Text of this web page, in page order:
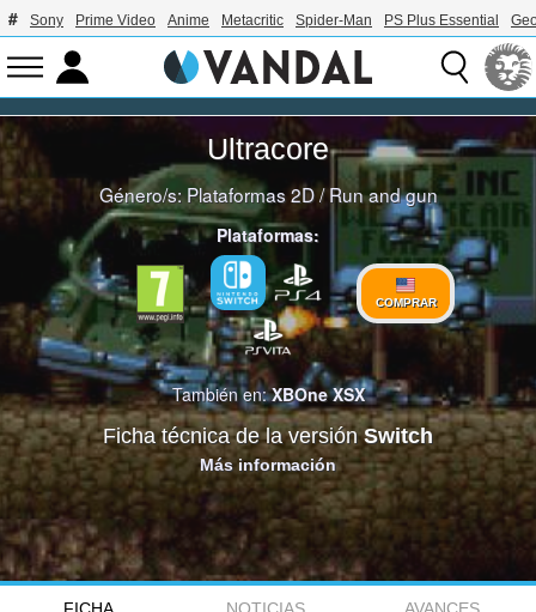
Sony Prime Video Anime Metacritic Spider-Man PS Plus Essential
Ultracore
Género/s:Plataformas 2D/Run and gun
Plataformas:
COMPRAR
También en:XBOne XSX
Ficha técnica de la versiónSwitch
Más información
FICHA NOTICIAS
AVANCES